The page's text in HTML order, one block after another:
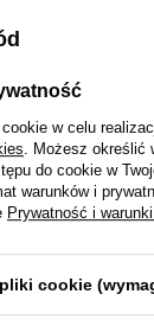
w celu
. Możesz określić
do cookie w
warunków i
Prywatność i
cookie